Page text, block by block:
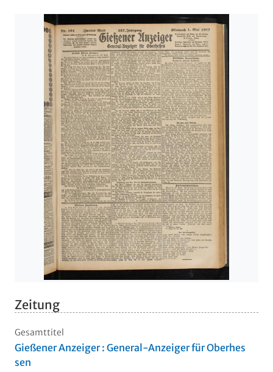
Zeitung
Gesamttitel
Gießener Anzeiger : General-Anzeiger für Oberhes
sen